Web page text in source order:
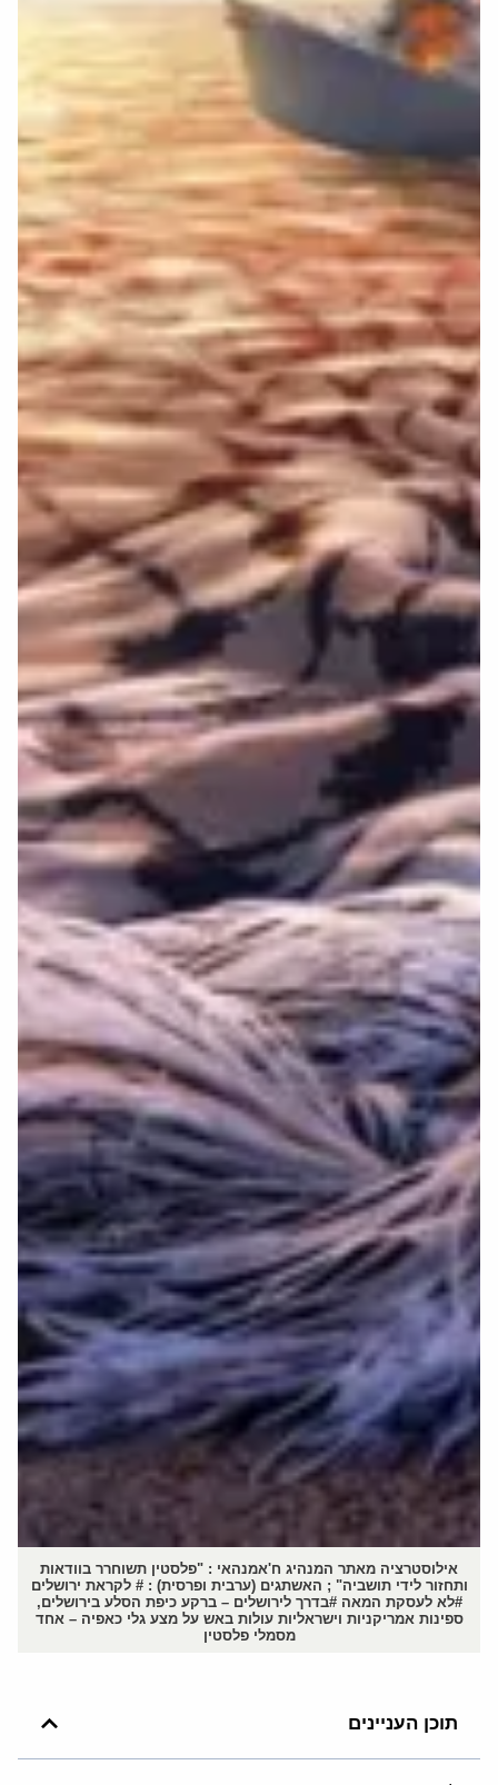
אילוסטרציה מאתר המנהיג ח'אמנהאי : "פלסטין תשוחרר בוודאות
ותחזור לידי תושביה" ; האשתגים (ערבית ופרסית) : # לקראת ירושלים
#לא לעסקת המאה #בדרך לירושלים – ברקע כיפת הסלע בירושלים,
ספינות אמריקניות וישראליות עולות באש על מצע גלי כאפיה – אחד
מסמלי פלסטין
תוכן העניינים